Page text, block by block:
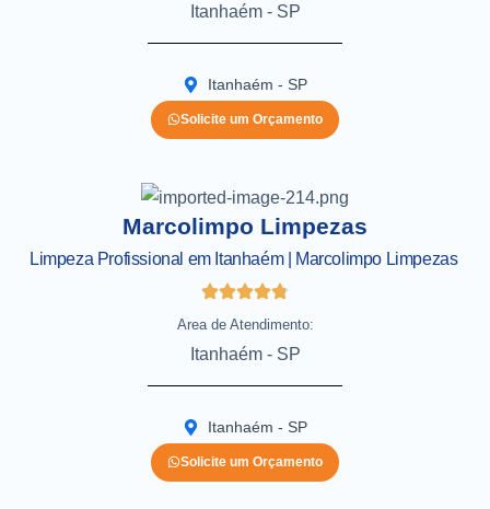
Itanhaém - SP
Itanhaém - SP
Solicite um Orçamento
Marcolimpo Limpezas
Limpeza Profissional em Itanhaém | Marcolimpo Limpezas
Area de Atendimento:
Itanhaém - SP
Itanhaém - SP
Solicite um Orçamento